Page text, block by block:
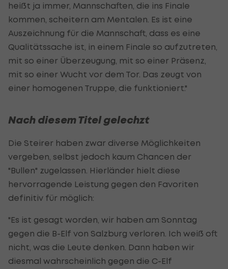
heißt ja immer, Mannschaften, die ins Finale
kommen, scheitern am Mentalen. Es ist eine
Auszeichnung für die Mannschaft, dass es eine
Qualitätssache ist, in einem Finale so aufzutreten,
mit so einer Überzeugung, mit so einer Präsenz,
mit so einer Wucht vor dem Tor. Das zeugt von
einer homogenen Truppe, die funktioniert."
Nach diesem Titel gelechzt
Die Steirer haben zwar diverse Möglichkeiten
vergeben, selbst jedoch kaum Chancen der
"Bullen" zugelassen. Hierländer hielt diese
hervorragende Leistung gegen den Favoriten
definitiv für möglich:
"Es ist gesagt worden, wir haben am Sonntag
gegen die B-Elf von Salzburg verloren. Ich weiß oft
nicht, was die Leute denken. Dann haben wir
diesmal wahrscheinlich gegen die C-Elf